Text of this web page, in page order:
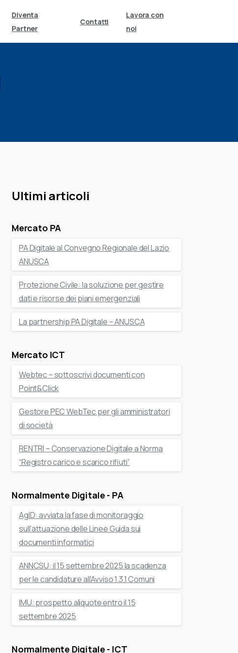
Diventa
Partner
Contatti
Lavora con
noi
Ultimi articoli
Mercato PA
PA Digitale al Convegno Regionale del Lazio
ANUSCA
Protezione Civile: la soluzione per gestire
dati e risorse dei piani emergenziali
La partnership PA Digitale – ANUSCA
Mercato ICT
Webtec – sottoscrivi documenti con
Point&Click
Gestore PEC WebTec per gli amministratori
di società
RENTRI – Conservazione Digitale a Norma
“Registro carico e scarico rifiuti”
Normalmente Digitale - PA
AgID: avviata la fase di monitoraggio
sull’attuazione delle Linee Guida sui
documenti informatici
ANNCSU: il 15 settembre 2025 la scadenza
per le candidature all’Avviso 1.3.1 Comuni
IMU: prospetto aliquote entro il 15
settembre 2025
Normalmente Digitale - ICT